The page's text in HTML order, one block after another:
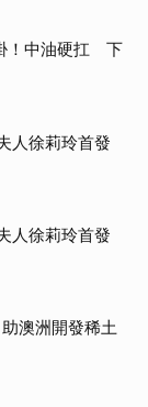
！中油硬扛 下
人徐莉玲首發
人徐莉玲首發
澳洲開發稀土